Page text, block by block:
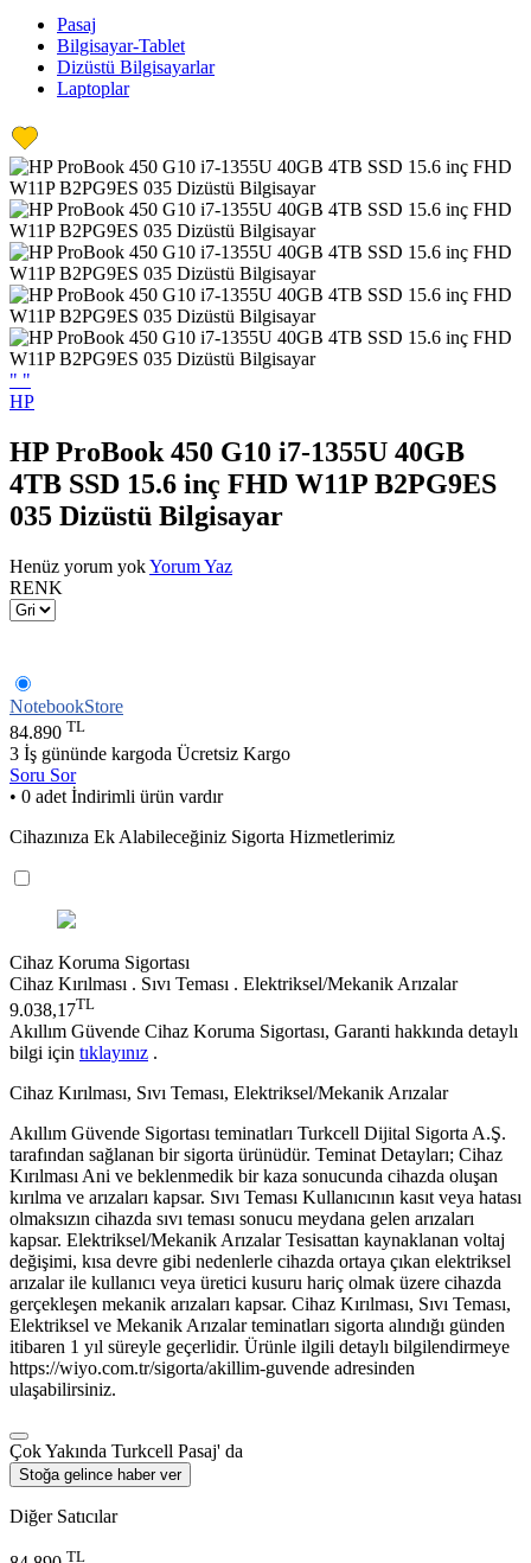
Pasaj
Bilgisayar-Tablet
Dizüstü Bilgisayarlar
Laptoplar
" "
HP
HP ProBook 450 G10 i7-1355U 40GB
4TB SSD 15.6 inç FHD W11P B2PG9ES
035 Dizüstü Bilgisayar
Henüz yorum yokYorum Yaz
RENK
NotebookStore
84.890 TL
3 İş gününde kargoda Ücretsiz Kargo
Soru Sor
• 0 adet İndirimli ürün vardır
Cihazınıza Ek Alabileceğiniz Sigorta Hizmetlerimiz
Cihaz Koruma Sigortası
Cihaz Kırılması . Sıvı Teması . Elektriksel/Mekanik Arızalar
9.038,17TL
Akıllım Güvende Cihaz Koruma Sigortası, Garanti hakkında detaylı
bilgi için tıklayınız .
Cihaz Kırılması, Sıvı Teması, Elektriksel/Mekanik Arızalar
Akıllım Güvende Sigortası teminatları Turkcell Dijital Sigorta A.Ş.
tarafından sağlanan bir sigorta ürünüdür. Teminat Detayları; Cihaz
Kırılması Ani ve beklenmedik bir kaza sonucunda cihazda oluşan
kırılma ve arızaları kapsar. Sıvı Teması Kullanıcının kasıt veya hatası
olmaksızın cihazda sıvı teması sonucu meydana gelen arızaları
kapsar. Elektriksel/Mekanik Arızalar Tesisattan kaynaklanan voltaj
değişimi, kısa devre gibi nedenlerle cihazda ortaya çıkan elektriksel
arızalar ile kullanıcı veya üretici kusuru hariç olmak üzere cihazda
gerçekleşen mekanik arızaları kapsar. Cihaz Kırılması, Sıvı Teması,
Elektriksel ve Mekanik Arızalar teminatları sigorta alındığı günden
itibaren 1 yıl süreyle geçerlidir. Ürünle ilgili detaylı bilgilendirmeye
https://wiyo.com.tr/sigorta/akillim-guvende adresinden
ulaşabilirsiniz.
Çok Yakında Turkcell Pasaj' da
Stoğa gelince haber ver
Diğer Satıcılar
TL